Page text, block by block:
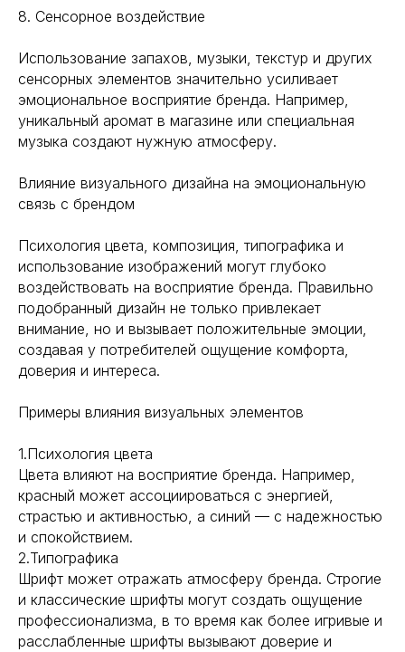
8. Сенсорное воздействие
Использование запахов, музыки, текстур и других
сенсорных элементов значительно усиливает
эмоциональное восприятие бренда. Например,
уникальный аромат в магазине или специальная
музыка создают нужную атмосферу.
Влияние визуального дизайна на эмоциональную
связь с брендом
Психология цвета, композиция, типографика и
использование изображений могут глубоко
воздействовать на восприятие бренда. Правильно
подобранный дизайн не только привлекает
внимание, но и вызывает положительные эмоции,
создавая у потребителей ощущение комфорта,
доверия и интереса.
Примеры влияния визуальных элементов
1.Психология цвета
Цвета влияют на восприятие бренда. Например,
красный может ассоциироваться с энергией,
страстью и активностью, а синий — с надежностью
и спокойствием.
2.Типографика
Шрифт может отражать атмосферу бренда. Строгие
и классические шрифты могут создать ощущение
профессионализма, в то время как более игривые и
расслабленные шрифты вызывают доверие и
ROCKWELL
DPROFILE
VC.RU
TELEGRAM
Политика конфиденциальности